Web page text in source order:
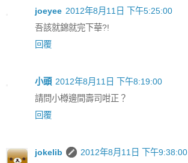
joeyee 2012年8月11日 下午5:25:00
吾該就錦就完下華?!
回覆
小頭 2012年8月11日 下午8:19:00
請問小樽邊間壽司咁正？
回覆
jokelib
2012年8月11日 下午9:38:00